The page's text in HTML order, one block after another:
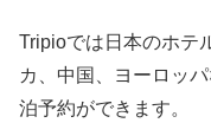
Tripioでは日本のホテ
カ、中国、ヨーロッ
泊予約ができます。